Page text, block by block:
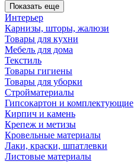
Показать еще
Интерьер
Карнизы, шторы, жалюзи
Товары для кухни
Мебель для дома
Текстиль
Товары гигиены
Товары для уборки
Стройматериалы
Гипсокартон и комплектующие
Кирпич и камень
Крепеж и метизы
Кровельные материалы
Лаки, краски, шпатлевки
Листовые материалы